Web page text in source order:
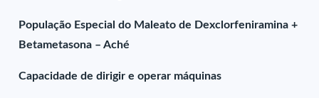
População Especial do Maleato de Dexclorfeniramina +
Betametasona – Aché
Capacidade de dirigir e operar máquinas